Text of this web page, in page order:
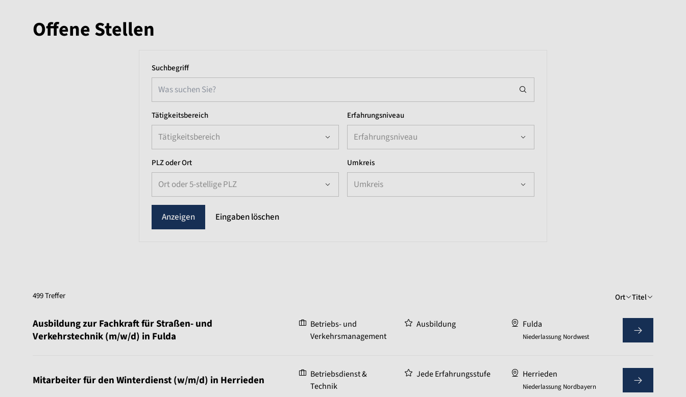
Offene Stellen
Suchbegriff
Tätigkeitsbereich
Tätigkeitsbereich
Erfahrungsniveau
Erfahrungsniveau
PLZ oder Ort
Ort oder 5-stellige PLZ
Umkreis
Umkreis
Eingaben löschen
499 Treffer Ort Titel
Ausbildung zur Fachkraft für Straßen- und
Verkehrstechnik (m/w/d) in Fulda
Betriebs- und
Verkehrsmanagement
Ausbildung Fulda
Niederlassung Nordwest
Mitarbeiter für den Winterdienst (w/m/d) in Herrieden
Betriebsdienst &
Technik
Jede Erfahrungsstufe Herrieden
Niederlassung Nordbayern